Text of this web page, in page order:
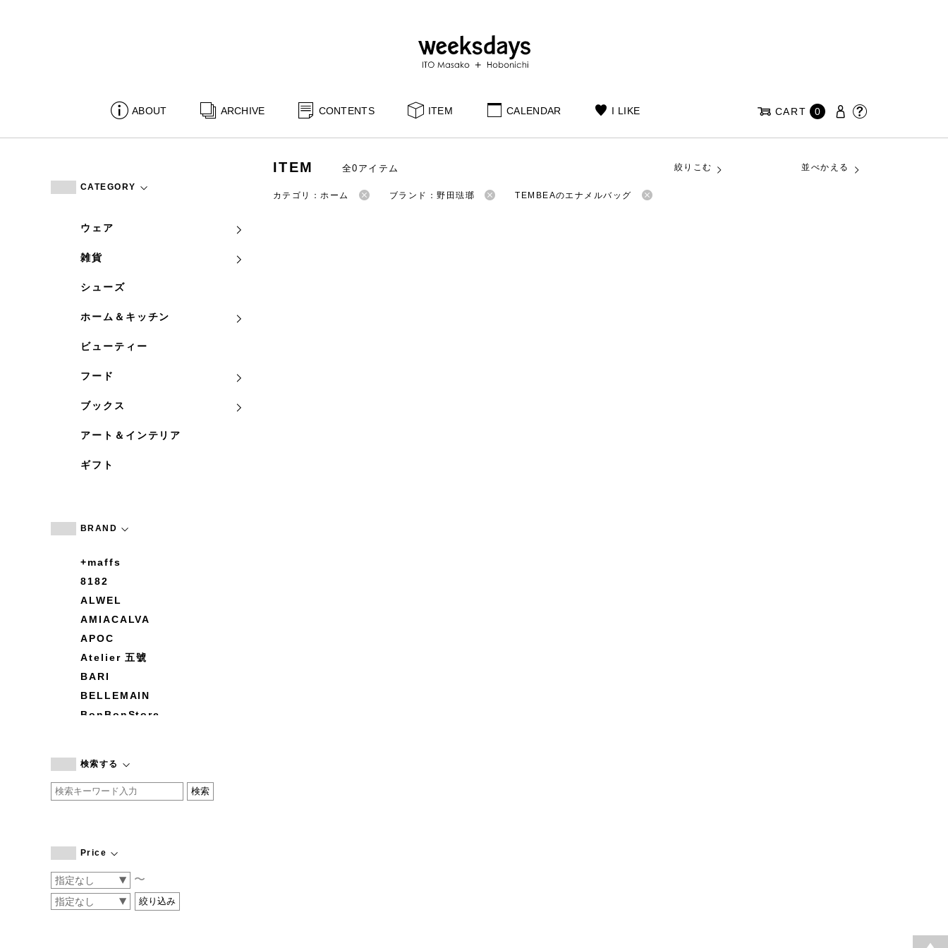
ABOUT ARCHIVE CONTENTS ITEM CALENDAR I LIKE CART 0
CATEGORY
ウェア
雑貨
シューズ
ホーム＆キッチン
ビューティー
フード
ブックス
アート＆インテリア
ギフト
BRAND
+maffs
8182
ALWEL
AMIACALVA
APOC
Atelier 五號
BARI
BELLEMAIN
BonBonStore
by basics
CATWORTH
COGTHEBIGSMOKE
CONVERSE
DEAN & DELUCA
検索する
Price
〜
ITEM 全0アイテム 絞りこむ 並べかえる
カテゴリ：ホーム ブランド：野田琺瑯 TEMBEAのエナメルバッグ